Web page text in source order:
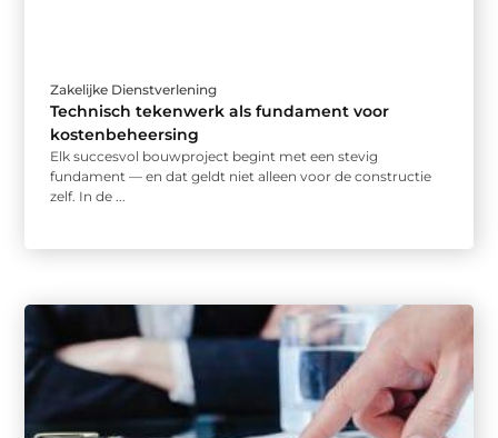
Zakelijke Dienstverlening
Technisch tekenwerk als fundament voor
kostenbeheersing
Elk succesvol bouwproject begint met een stevig
fundament — en dat geldt niet alleen voor de constructie
zelf. In de ...